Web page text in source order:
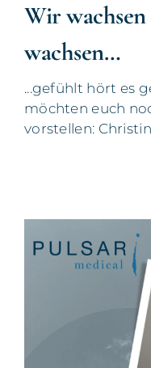
Wir
wachsen…
...gefühlt hört es
möchten euch
vorstellen: